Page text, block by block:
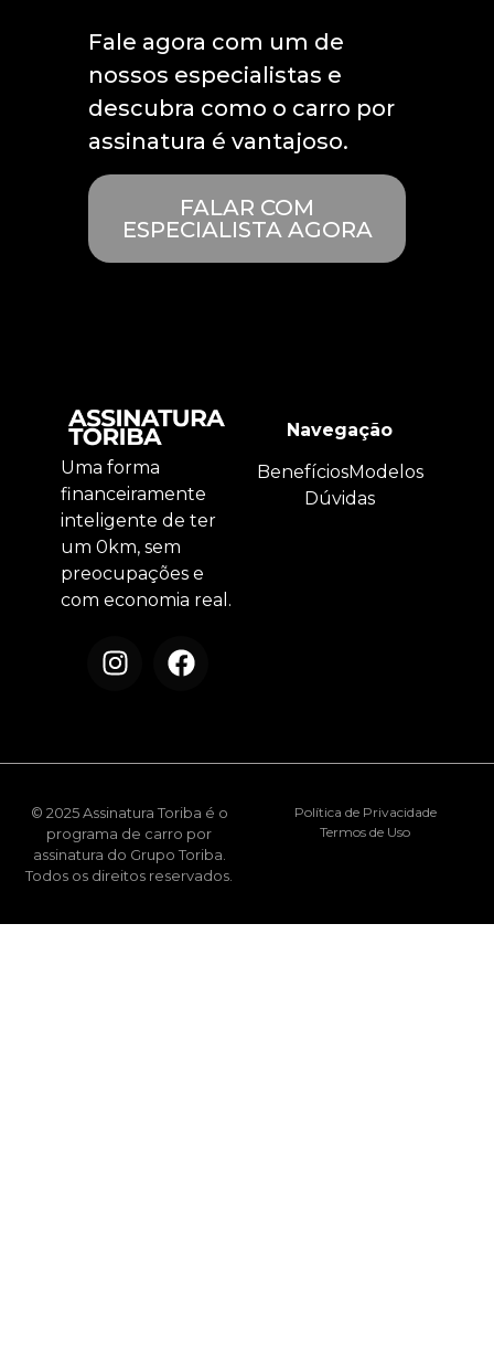
Fale agora com um de
nossos especialistas e
descubra como o carro por
assinatura é vantajoso.
FALAR COM
ESPECIALISTA AGORA
Uma forma
financeiramente
inteligente de ter
um 0km, sem
preocupações e
com economia real.
Navegação
BenefíciosModelos
Dúvidas
© 2025 Assinatura Toriba é o
programa de carro por
assinatura do Grupo Toriba.
Todos os direitos reservados.
Política de Privacidade
Termos de Uso